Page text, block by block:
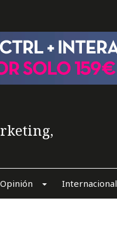
Opinión Internacional